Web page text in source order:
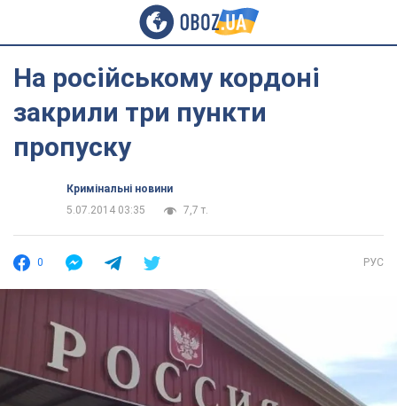
На російському кордоні
закрили три пункти
пропуску
Кримінальні новини
5.07.2014 03:35
7,7 т.
0 РУС